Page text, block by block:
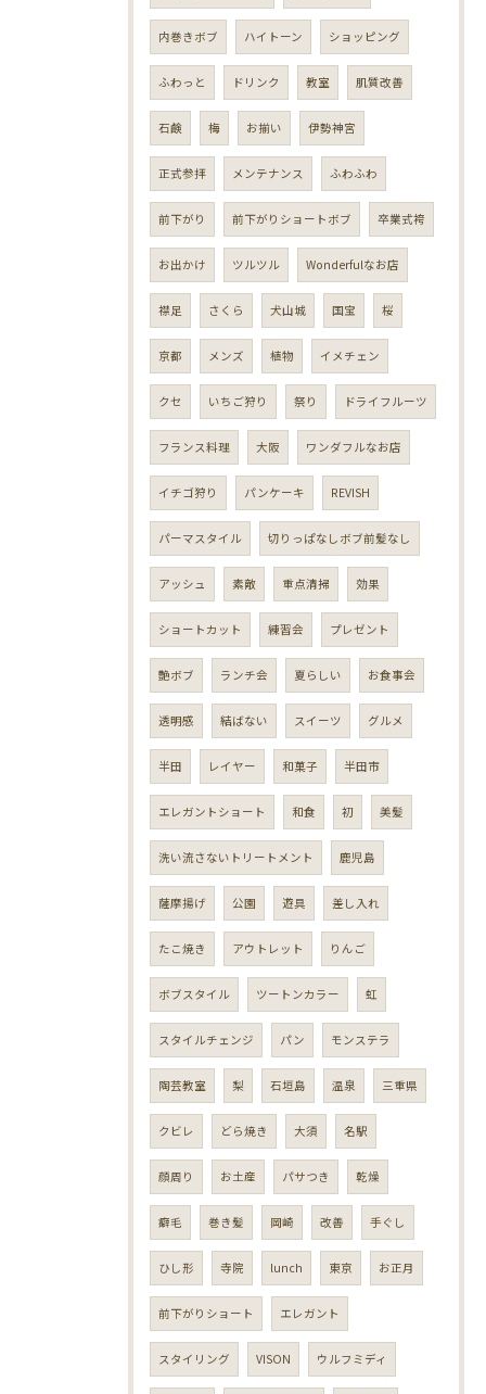
内巻きボブ ハイトーン ショッピング
ふわっと ドリンク 教室 肌質改善
石鹸 梅 お揃い 伊勢神宮
正式参拝 メンテナンス ふわふわ
前下がり 前下がりショートボブ 卒業式袴
お出かけ ツルツル Wonderfulなお店
襟足 さくら 犬山城 国宝 桜
京都 メンズ 植物 イメチェン
クセ いちご狩り 祭り ドライフルーツ
フランス料理 大阪 ワンダフルなお店
イチゴ狩り パンケーキ REVISH
パーマスタイル 切りっぱなしボブ前髪なし
アッシュ 素敵 重点清掃 効果
ショートカット 練習会 プレゼント
艶ボブ ランチ会 夏らしい お食事会
透明感 結ばない スイーツ グルメ
半田 レイヤー 和菓子 半田市
エレガントショート 和食 初 美髪
洗い流さないトリートメント 鹿児島
薩摩揚げ 公園 遊具 差し入れ
たこ焼き アウトレット りんご
ボブスタイル ツートンカラー 虹
スタイルチェンジ パン モンステラ
陶芸教室 梨 石垣島 温泉 三重県
クビレ どら焼き 大須 名駅
顔周り お土産 パサつき 乾燥
癖毛 巻き髪 岡崎 改善 手ぐし
ひし形 寺院 lunch 東京 お正月
前下がりショート エレガント
スタイリング VISON ウルフミディ